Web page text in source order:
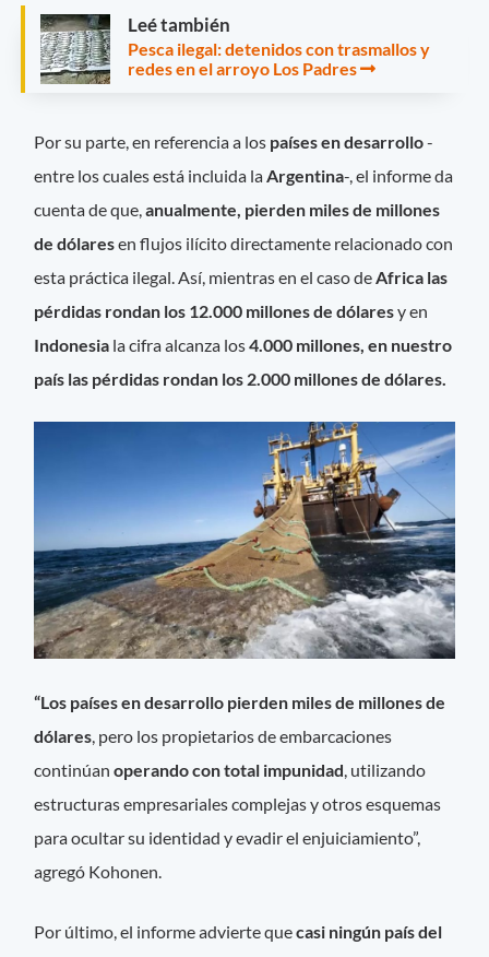
Leé también
Pesca ilegal: detenidos con trasmallos y
redes en el arroyo Los Padres
Por su parte, en referencia a los países en desarrollo-
entre los cuales está incluida laArgentina-, el informe da
cuenta de que,anualmente, pierden miles de millones
de dólaresen flujos ilícito directamente relacionado con
esta práctica ilegal. Así, mientras en el caso deAfrica las
pérdidas rondan los 12.000 millones de dólaresy en
Indonesia la cifra alcanza los4.000 millones, en nuestro
país las pérdidas rondan los 2.000 millones de dólares.
“Los países en desarrollo pierden miles de millones de
dólares, pero los propietarios de embarcaciones
continúanoperando con total impunidad, utilizando
estructuras empresariales complejas y otros esquemas
para ocultar su identidad y evadir el enjuiciamiento”,
agregó Kohonen.
Por último, el informe advierte quecasi ningún país del